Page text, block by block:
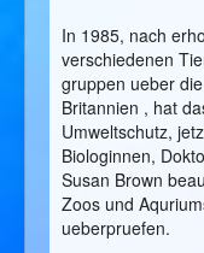
In 1985, nach
verschiedenen
gruppen ueber
Britannien , hat
Umweltschutz,
Biologinnen,
Susan Brown
Zoos und
ueberpruefen.